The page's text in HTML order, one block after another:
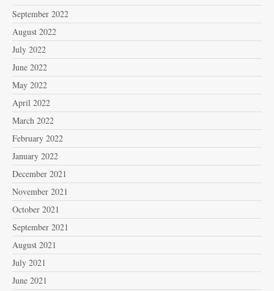
September 2022
August 2022
July 2022
June 2022
May 2022
April 2022
March 2022
February 2022
January 2022
December 2021
November 2021
October 2021
September 2021
August 2021
July 2021
June 2021